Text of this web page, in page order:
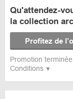
Conditions
Qu'attendez-
la collection
Profitez de
Promotion terminée